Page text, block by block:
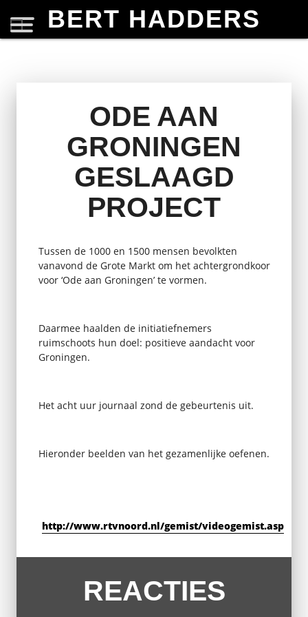
BERT HADDERS
ODE AAN
GRONINGEN
GESLAAGD
PROJECT
Tussen de 1000 en 1500 mensen bevolkten
vanavond de Grote Markt om het achtergrondkoor
voor ‘Ode aan Groningen’ te vormen.
Daarmee haalden de initiatiefnemers
ruimschoots hun doel: positieve aandacht voor
Groningen.
Het acht uur journaal zond de gebeurtenis uit.
Hieronder beelden van het gezamenlijke oefenen.
http://www.rtvnoord.nl/gemist/videogemist.asp
REACTIES